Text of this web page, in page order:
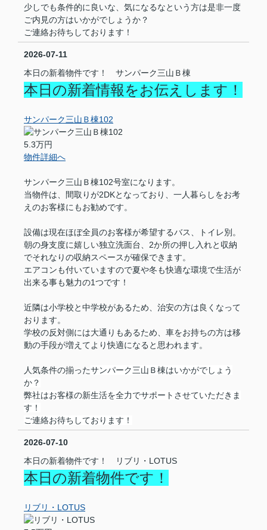
少しでも条件的に良いな、気になるなという方は是非一度
ご内見の方はいかがでしょうか？
ご連絡お待ちしております！
2026-07-11
本日の新着物件です！ サンパーク三山Ｂ棟
本日の新着情報をお伝えします！
サンパーク三山Ｂ棟102
5.3万円
物件詳細へ
サンパーク三山Ｂ棟102号室になります。
当物件は、間取りが2DKとなっており、一人暮らしをお考
えのお客様にもお勧めです。
設備は現在ほぼ全員のお客様が希望するバス、トイレ別。
朝の身支度に嬉しい独立洗面台、2か所の押し入れと収納
でそれなりの収納スペースが確保できます。
エアコンも付いていますので夏や冬も快適な環境で生活が
出来る事も魅力の1つです！
近隣は小学校と中学校があるため、治安の方は良くなって
おります。
学校の反対側には大通りもあるため、車をお持ちの方は移
動の手段が増えてより快適になると思われます。
人気条件の揃ったサンパーク三山Ｂ棟はいかがでしょう
か？
弊社はお客様の新生活を全力でサポートさせていただきま
す！
ご連絡お待ちしております！
2026-07-10
本日の新着物件です！ リブリ・LOTUS
本日の新着物件です！
リブリ・LOTUS